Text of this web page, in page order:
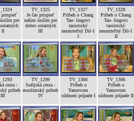
prispieť
pre
II
TV_1325
Je čas prispieť
našim úsilím pre
dobro ostatných
III
TV_1327
Príbeh o Chang
Tao- lingovi
taoistický
nesmrteľný Dil-1
I
TV_1328
Príbeh o Chang
Tao- lingovi
taoistický
nesmrteľný Dil-1
II
cesta -
pribeh
III
TV_1299
Sufijská cesta -
moslimský pribeh
IV
TV_1300
Príbeh o
Yamovom
súdnom prípade I
TV_1306
Príbeh o
Yamovom
súdnom prípade II